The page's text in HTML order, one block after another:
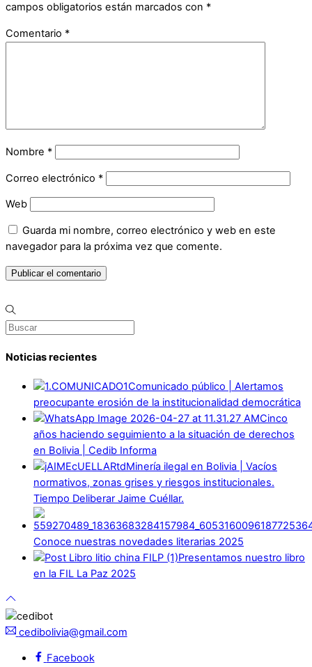
campos obligatorios están marcados con *
Comentario *
Nombre *
Correo electrónico *
Web
Guarda mi nombre, correo electrónico y web en este
navegador para la próxima vez que comente.
Noticias recientes
Comunicado público | Alertamos
preocupante erosión de la institucionalidad democrática
Cinco
años haciendo seguimiento a la situación de derechos
en Bolivia | Cedib Informa
Minería ilegal en Bolivia | Vacíos
normativos, zonas grises y riesgos institucionales.
Tiempo Deliberar Jaime Cuéllar.
Conoce nuestras novedades literarias 2025
Presentamos nuestro libro
en la FIL La Paz 2025
cedibolivia@gmail.com
Facebook